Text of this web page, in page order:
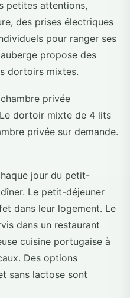
petites attentions,
des prises électriques
pour ranger ses
propose des
dortoirs mixtes.
privée
dortoir mixte de 4 lits
privée sur demande.
jour du petit-
Le petit-déjeuner
dans leur logement. Le
dans un restaurant
cuisine portugaise à
Des options
sans lactose sont